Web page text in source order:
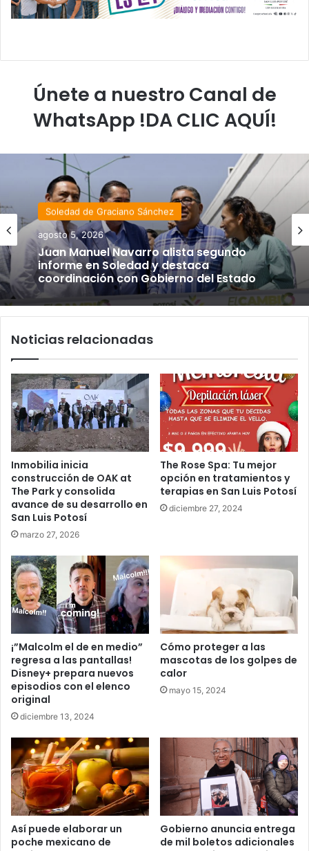
Únete a nuestro Canal de
WhatsApp !DA CLIC AQUÍ!
Soledad de Graciano Sánchez
agosto 5, 2026
Juan Manuel Navarro alista segundo
informe en Soledad y destaca
coordinación con Gobierno del Estado
Noticias relacionadas
Inmobilia inicia
construcción de OAK at
The Park y consolida
avance de su desarrollo en
San Luis Potosí
marzo 27, 2026
The Rose Spa: Tu mejor
opción en tratamientos y
terapias en San Luis Potosí
diciembre 27, 2024
¡”Malcolm el de en medio”
regresa a las pantallas!
Disney+ prepara nuevos
episodios con el elenco
original
diciembre 13, 2024
Cómo proteger a las
mascotas de los golpes de
calor
mayo 15, 2024
Así puede elaborar un
poche mexicano de
Gobierno anuncia entrega
de mil boletos adicionales